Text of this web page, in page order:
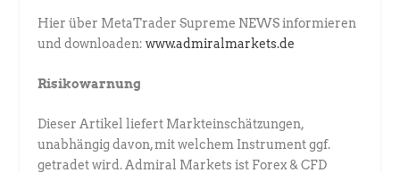
Hier über MetaTrader Supreme NEWS informieren
und downloaden:www.admiralmarkets.de
Risikowarnung
Dieser Artikel liefert Markteinschätzungen,
unabhängig davon, mit welchem Instrument ggf.
getradet wird. Admiral Markets ist Forex & CFD